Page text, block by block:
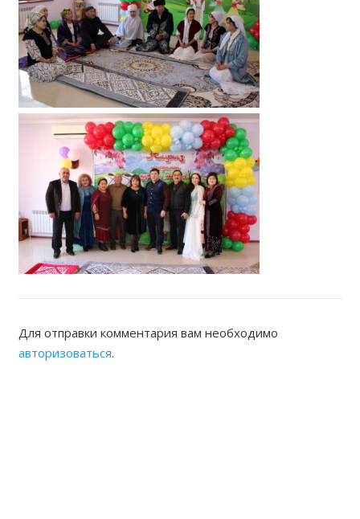
Для отправки комментария вам необходимо
авторизоваться.